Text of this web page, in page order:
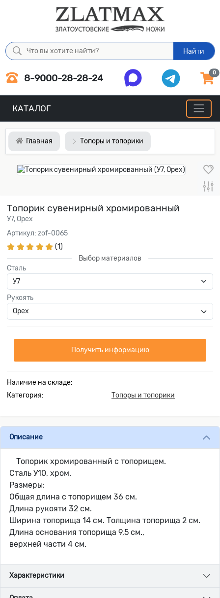
Найти
8-9000-28-28-24 0
КАТАЛОГ
Главная Топоры и топорики
Топорик сувенирный хромированный
У7, Орех
Артикул: zof-0065
(1)
Выбор материалов
Сталь
Рукоять
Получить информацию
Наличие на складе:
Категория:
Топоры и топорики
Описание
Топорик хромированный с топорищем.
Сталь У10, хром.
Размеры:
Общая длина с топорищем 36 см.
Длина рукояти 32 см.
Ширина топорища 14 см. Толщина топорища 2 см.
Длина основания топорища 9,5 см.,
верхней части 4 см.
Характеристики